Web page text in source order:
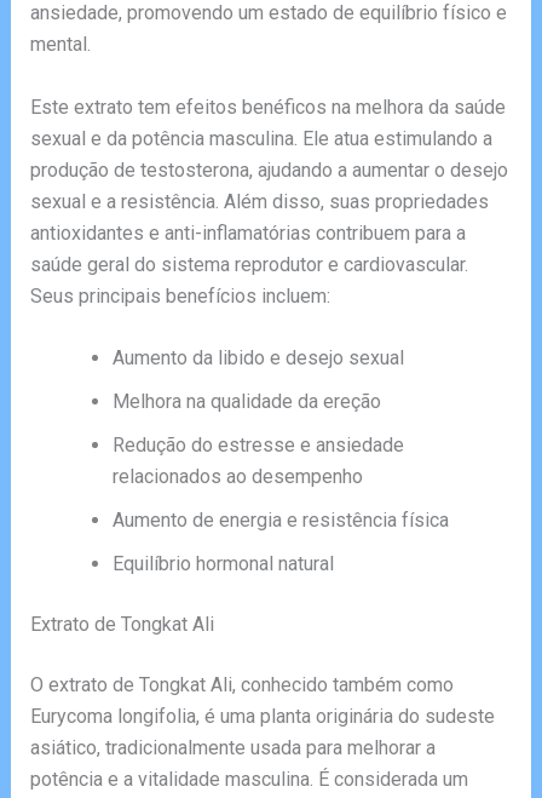
ansiedade, promovendo um estado de equilíbrio físico e
mental.
Este extrato tem efeitos benéficos na melhora da saúde
sexual e da potência masculina. Ele atua estimulando a
produção de testosterona, ajudando a aumentar o desejo
sexual e a resistência. Além disso, suas propriedades
antioxidantes e anti-inflamatórias contribuem para a
saúde geral do sistema reprodutor e cardiovascular.
Seus principais benefícios incluem:
Aumento da libido e desejo sexual
Melhora na qualidade da ereção
Redução do estresse e ansiedade
relacionados ao desempenho
Aumento de energia e resistência física
Equilíbrio hormonal natural
Extrato de Tongkat Ali
O extrato de Tongkat Ali, conhecido também como
Eurycoma longifolia, é uma planta originária do sudeste
asiático, tradicionalmente usada para melhorar a
potência e a vitalidade masculina. É considerada um